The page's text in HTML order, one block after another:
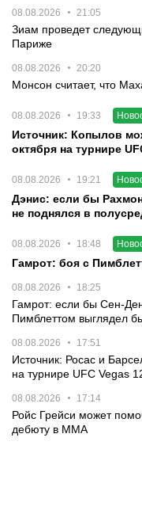
08.08.2026 21:05
Зиам проведет
Париже
08.08.2026 20:20
Монсон считает, что
08.08.2026 19:33
Источник: Копылов
октября на турнире
08.08.2026 19:21
Дэнис: если бы
не поднялся в
08.08.2026 18:48
Гамрот: боя с
08.08.2026 18:25
Гамрот: если бы Сен-
Пимблеттом выглядел
08.08.2026 17:51
Источник: Росас и
на турнире UFC Vegas
08.08.2026 17:14
Ройс Грейси может
дебюту в MMA